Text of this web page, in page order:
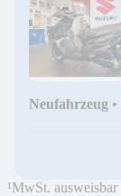
Neufahrzeug •
¹MwSt. ausweisbar